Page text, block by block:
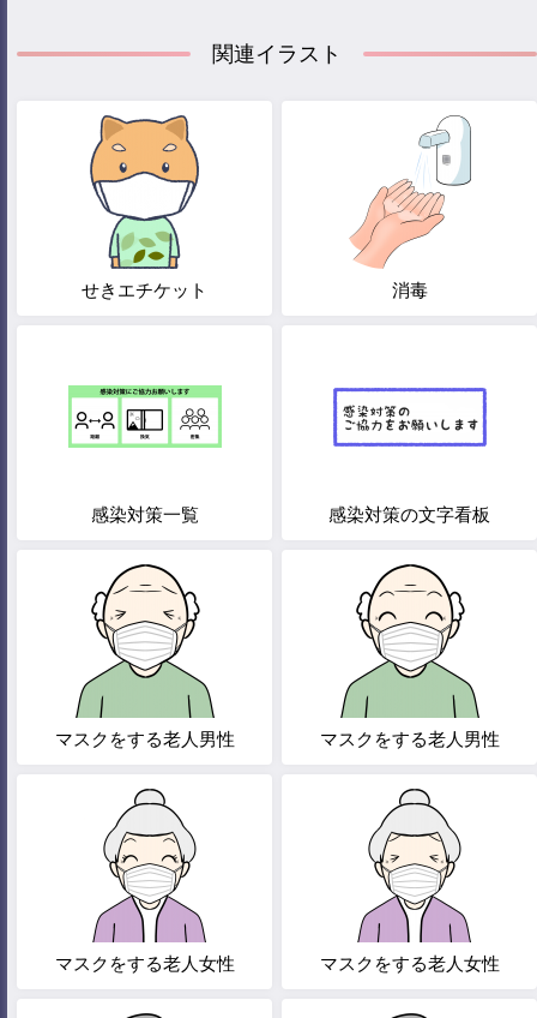
関連イラスト
せきエチケット 消毒
感染対策一覧 感染対策の文字看板
マスクをする老人男性 マスクをする老人男性
マスクをする老人女性 マスクをする老人女性